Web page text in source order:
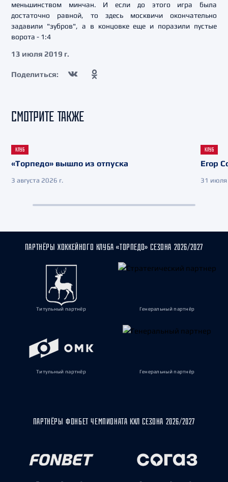
меньшинством минчан. И если до этого игра была
достаточно равной, то здесь москвичи окончательно
задавили "зубров", а в концовке еще и поразили пустые
ворота - 1:4
13 июля 2019 г.
Поделиться:
СМОТРИТЕ ТАКЖЕ
КЛУБ
«Торпедо» вышло из отпуска
3 августа 2026 г.
КЛУБ
Егор
31 июля
ПАРТНЁРЫ ХОККЕЙНОГО КЛУБА «ТОРПЕДО» СЕЗОНА 2026/2027
Титульный партнёр Генеральный партнёр
Титульный партнёр Генеральный партнёр
ПАРТНЁРЫ ФОНБЕТ ЧЕМПИОНАТА КХЛ СЕЗОНА 2026/2027